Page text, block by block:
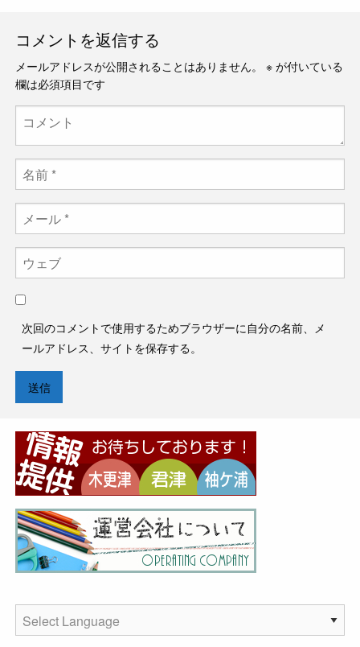
コメントを返信する
メールアドレスが公開されることはありません。 ※ が付いている
欄は必須項目です
次回のコメントで使用するためブラウザーに自分の名前、メ
ールアドレス、サイトを保存する。